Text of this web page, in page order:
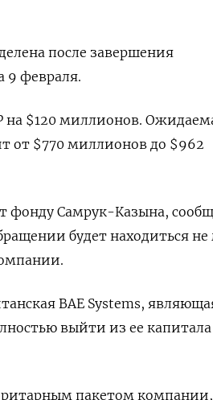
после завершения
9 февраля.
на $120 миллионов.
от $770 миллионов до $962
фонду Самрук-Казына,
будет находиться не
BAE Systems,
выйти из ее капитала
пакетом компании,